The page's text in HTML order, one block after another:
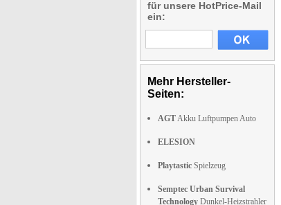
für unsere HotPrice-Mail
ein:
Mehr Hersteller-
Seiten:
AGTAkku Luftpumpen Auto
ELESION
Playtastic Spielzeug
Semptec Urban Survival
Technology Dunkel-Heizstrahler